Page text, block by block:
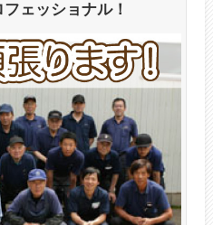
フェッショナル！